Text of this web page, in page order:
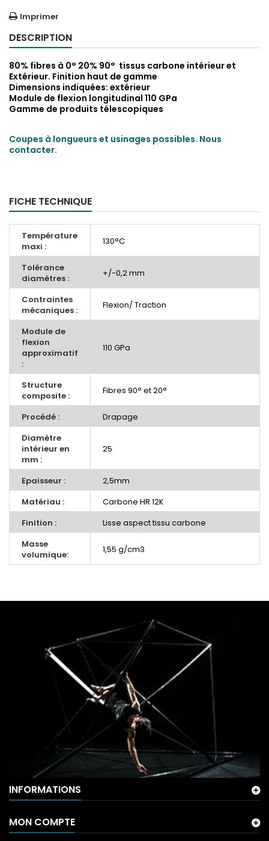
Imprimer
DESCRIPTION
80% fibres à 0° 20% 90° tissus carbone intérieur et
Extérieur. Finition haut de gamme
Dimensions indiquées: extérieur
Module de flexion longitudinal 110 GPa
Gamme de produits télescopiques
Coupes à longueurs et usinages possibles. Nous
contacter.
FICHE TECHNIQUE
Température
maxi :
130°C
Tolérance
diamètres :
+/-0,2 mm
Contraintes
mécaniques :
Flexion/ Traction
Module de
flexion
approximatif
:
110 GPa
Structure
composite :
Fibres 90° et 20°
Procédé :
Drapage
Diamètre
intérieur en
mm :
25
Epaisseur :
2,5mm
Matériau :
Carbone HR 12K
Finition :
Lisse aspect tissu carbone
Masse
volumique:
1,55 g/cm3
INFORMATIONS
MON COMPTE